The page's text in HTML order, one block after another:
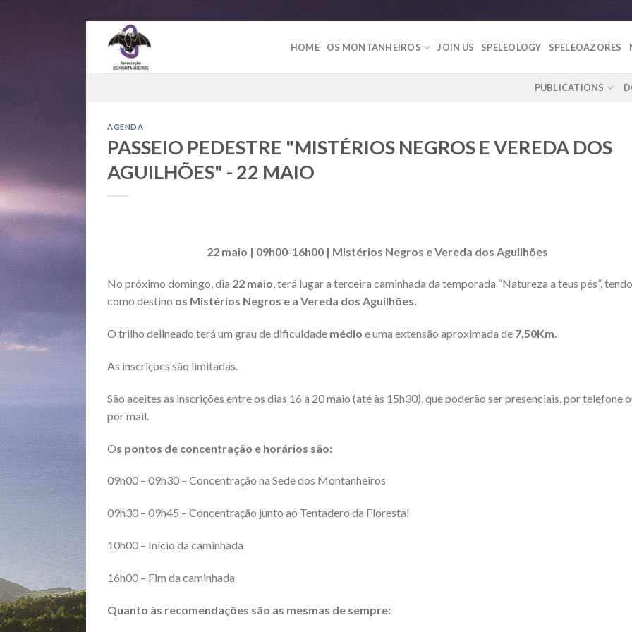
content
HOME OS MONTANHEIROS JOIN US SPELEOLOGY SPELEOAZORES
PUBLICATIONS
AGENDA
PASSEIO PEDESTRE "MISTÉRIOS NEGROS E VEREDA DOS
AGUILHÕES" - 22 MAIO
22 maio | 09h00-16h00 | Mistérios Negros e Vereda dos Aguilhões
No próximo domingo, dia 22 maio, terá lugar a terceira caminhada da temporada “Natureza a teus pés”, tendo
como destino os Mistérios Negros e a Vereda dos Aguilhões.
O trilho delineado terá um grau de dificuldade médio e uma extensão aproximada de 7,50Km.
As inscrições são limitadas.
São aceites as inscrições entre os dias 16 a 20 maio (até às 15h30), que poderão ser presenciais, por telefone
por mail.
Os pontos de concentração e horários são:
09h00 – 09h30 – Concentração na Sede dos Montanheiros
09h30 – 09h45 – Concentração junto ao Tentadero da Florestal
10h00 – Início da caminhada
16h00 – Fim da caminhada
Quanto às recomendações são as mesmas de sempre: